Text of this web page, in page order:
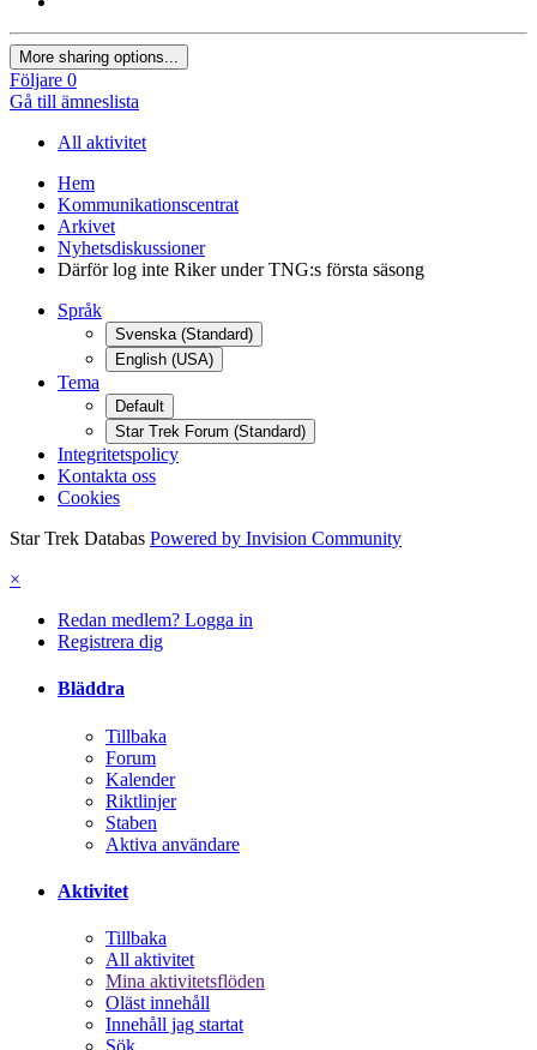
More sharing options...
Följare 0
Gå till ämneslista
All aktivitet
Hem
Kommunikationscentrat
Arkivet
Nyhetsdiskussioner
Därför log inte Riker under TNG:s första säsong
Språk
Svenska (Standard)
English (USA)
Tema
Default
Star Trek Forum (Standard)
Integritetspolicy
Kontakta oss
Cookies
Star Trek Databas Powered by Invision Community
×
Redan medlem? Logga in
Registrera dig
Bläddra
Tillbaka
Forum
Kalender
Riktlinjer
Staben
Aktiva användare
Aktivitet
Tillbaka
All aktivitet
Mina aktivitetsflöden
Oläst innehåll
Innehåll jag startat
Sök